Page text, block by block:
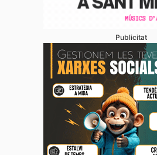
Publicitat